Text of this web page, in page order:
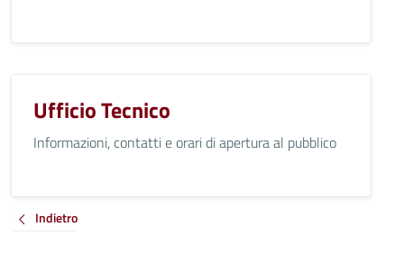
Ufficio Tecnico
Informazioni, contatti e orari di apertura al pubblico
Indietro